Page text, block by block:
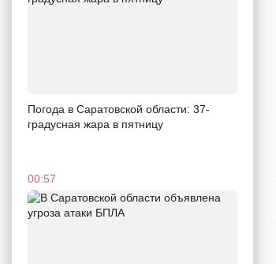
Погода в Саратовской области: 37-
градусная жара в пятницу
00:57